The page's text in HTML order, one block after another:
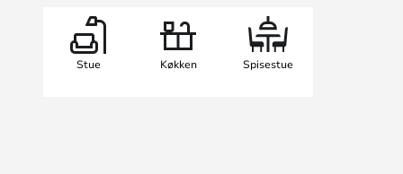
Stue Køkken Spisestue